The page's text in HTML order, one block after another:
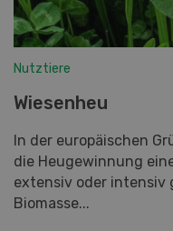
Nutztiere
Wiesenheu
In der europäischen
die Heugewinnung
extensiv oder intensiv
Biomasse...